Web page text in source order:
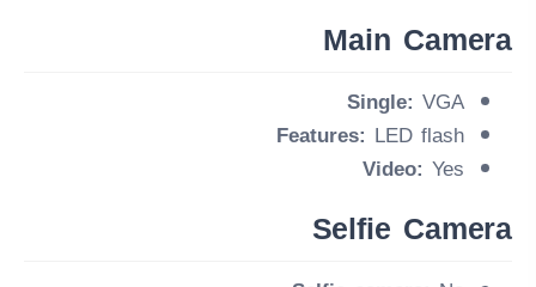
Main Camera
Single: VGA
Features: LED flash
Video: Yes
Selfie Camera